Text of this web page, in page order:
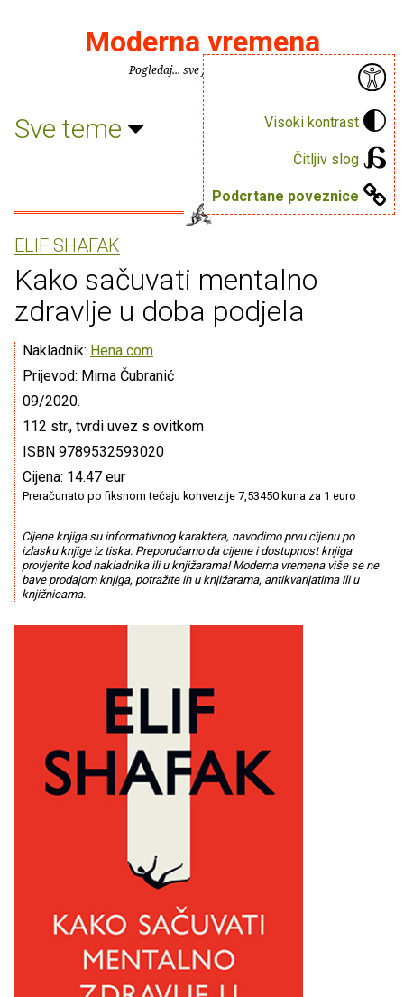
Visoki kontrast
Čitljiv slog
Podcrtane poveznice
Moderna vremena
Pogledaj... sve je puno knjiga.
Sve teme
ELIF SHAFAK
Kako sačuvati mentalno
zdravlje u doba podjela
Nakladnik: Hena com
Prijevod: Mirna Čubranić
09/2020.
112 str., tvrdi uvez s ovitkom
ISBN 9789532593020
Cijena: 14.47 eur
Preračunato po fiksnom tečaju konverzije 7,53450 kuna za 1 euro
Cijene knjiga su informativnog karaktera, navodimo prvu cijenu po
izlasku knjige iz tiska. Preporučamo da cijene i dostupnost knjiga
provjerite kod nakladnika ili u knjižarama! Moderna vremena više se ne
bave prodajom knjiga, potražite ih u knjižarama, antikvarijatima ili u
knjižnicama.